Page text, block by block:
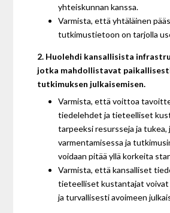
yhteiskunnan kanssa.
Varmista, että yhtäläinen
tutkimustietoon on tarjolla
2. Huolehdi kansallisista
jotka mahdollistavat
tutkimuksen julkaisemisen.
Varmista, että voittoa
tiedelehdet ja tieteelliset
tarpeeksi resursseja ja tukea,
varmentamisessa ja
voidaan pitää yllä korkeita
Varmista, että kansalliset
tieteelliset kustantajat
ja turvallisesti avoimeen